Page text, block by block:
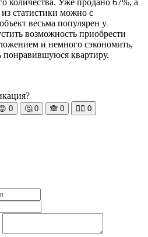
статистики можно с
весьма популярен у
возможность приобрести
и немного сэкономить,
понравившуюся квартиру.
0 🤔 0 🙈 0 🧘‍♀️ 0